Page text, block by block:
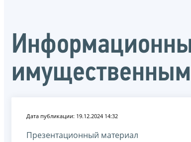
Дата публикации: 19.12.2024 14:32
Презентационный материал